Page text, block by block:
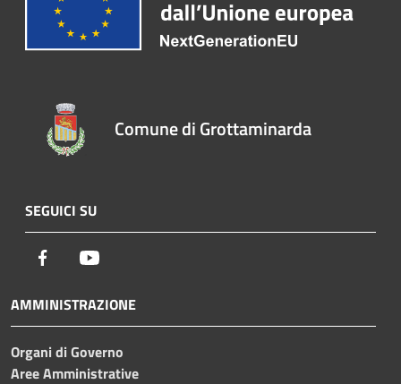
Comune di Grottaminarda
SEGUICI SU
Facebook
AMMINISTRAZIONE
Organi di Governo
Aree Amministrative